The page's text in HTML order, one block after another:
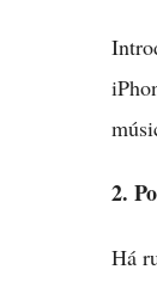
2.
Há